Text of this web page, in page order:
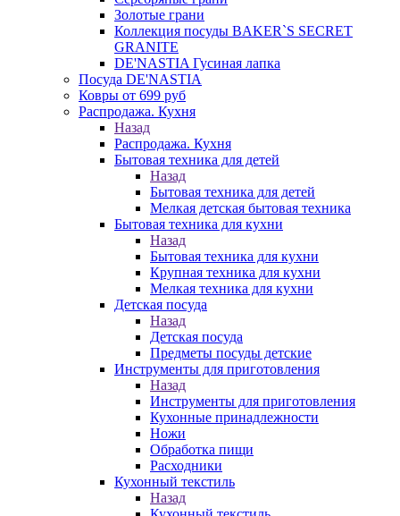
Золотые грани
Коллекция посуды BAKER`S SECRET
GRANITE
DE'NASTIA Гусиная лапка
Посуда DE'NASTIA
Ковры от 699 руб
Распродажа. Кухня
Назад
Распродажа. Кухня
Бытовая техника для детей
Назад
Бытовая техника для детей
Мелкая детская бытовая техника
Бытовая техника для кухни
Назад
Бытовая техника для кухни
Крупная техника для кухни
Мелкая техника для кухни
Детская посуда
Назад
Детская посуда
Предметы посуды детские
Инструменты для приготовления
Назад
Инструменты для приготовления
Кухонные принадлежности
Ножи
Обработка пищи
Расходники
Кухонный текстиль
Назад